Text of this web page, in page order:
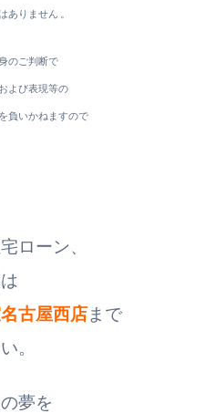
ありません 。
のご判断で
よび表現等の
負いかねますので
ローン、
古屋西店まで
。
夢を